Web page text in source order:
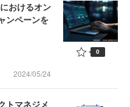
おけるオン
ンペーンを
2024/05/24
0
トマネジメ